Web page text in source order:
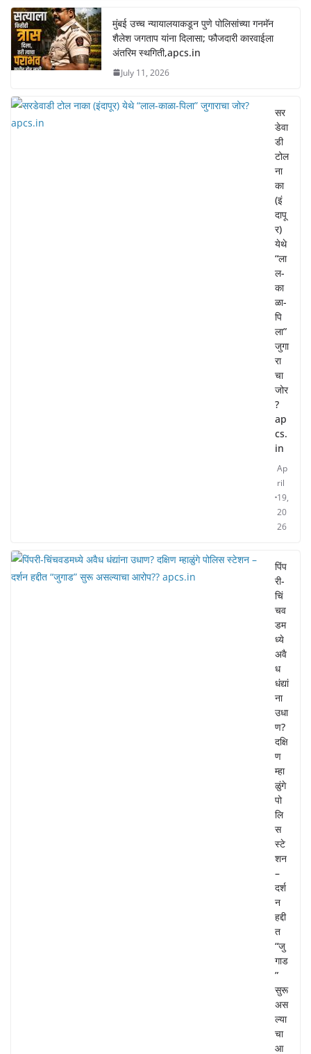
मुंबई उच्च न्यायालयाकडून पुणे पोलिसांच्या गनमॅन
शैलेश जगताप यांना दिलासा; फौजदारी कारवाईला
अंतरिम स्थगिती,apcs.in
July 11, 2026
सर
डेवा
डी
टोल
ना
का
(इं
दापू
र)
येथे
“ला
ल-
का
ळा-
पि
ला”
जुगा
रा
चा
जोर
?
ap
cs.
in
Ap
ril
19,
20
26
पिंप
री-
चिं
चव
डम
ध्ये
अवै
ध
धंद्यां
ना
उधा
ण?
दक्षि
ण
म्हा
ळुंगे
पो
लि
स
स्टे
शन
–
दर्श
न
हद्दी
त
“जु
गाड
”
सुरू
अस
ल्या
चा
आ